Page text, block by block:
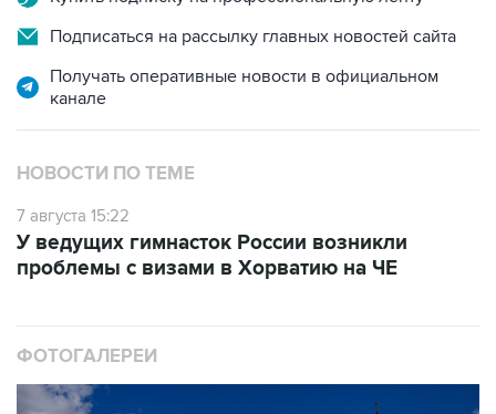
Подписаться на рассылку главных новостей сайта
Получать оперативные новости в официальном
канале
НОВОСТИ ПО ТЕМЕ
7 августа 15:22
У ведущих гимнасток России возникли
проблемы с визами в Хорватию на ЧЕ
ФОТОГАЛЕРЕИ